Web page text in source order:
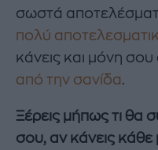
σωστά
πολύ
κάνεις και μόνη σου
από την σανίδα.
Ξέρεις μήπως τι θα
σου, αν κάνεις κάθε